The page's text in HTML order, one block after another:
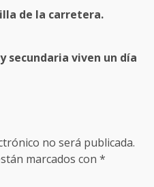
de la carretera.
secundaria viven un día
no será publicada.
marcados con *